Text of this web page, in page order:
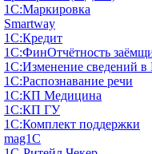
1С:Маркировка
Smartway
1С:Кредит
1С:ФинОтчётность
1С:Изменение
1С:Распознавание речи
1С:КП Медицина
1С:КП ГУ
1С:Комплект поддержки
mag1C